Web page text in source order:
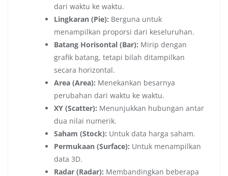
dari waktu ke waktu.
Lingkaran (Pie): Berguna untuk
menampilkan proporsi dari keseluruhan.
Batang Horisontal (Bar): Mirip dengan
grafik batang, tetapi bilah ditampilkan
secara horizontal.
Area (Area): Menekankan besarnya
perubahan dari waktu ke waktu.
XY (Scatter): Menunjukkan hubungan antar
dua nilai numerik.
Saham (Stock): Untuk data harga saham.
Permukaan (Surface): Untuk menampilkan
data 3D.
Radar (Radar): Membandingkan beberapa